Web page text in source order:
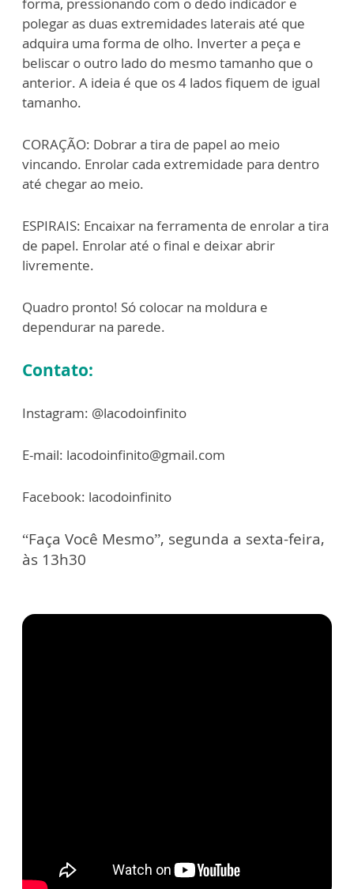
polegar as duas extremidades laterais até que
adquira uma forma de olho. Inverter a peça e
beliscar o outro lado do mesmo tamanho que o
anterior. A ideia é que os 4 lados fiquem de igual
tamanho.
CORAÇÃO: Dobrar a tira de papel ao meio
vincando. Enrolar cada extremidade para dentro
até chegar ao meio.
ESPIRAIS: Encaixar na ferramenta de enrolar a tira
de papel. Enrolar até o final e deixar abrir
livremente.
Quadro pronto! Só colocar na moldura e
dependurar na parede.
Contato:
Instagram: @lacodoinfinito
E-mail: lacodoinfinito@gmail.com
Facebook: lacodoinfinito
“Faça Você Mesmo”, segunda a sexta-feira,
às 13h30